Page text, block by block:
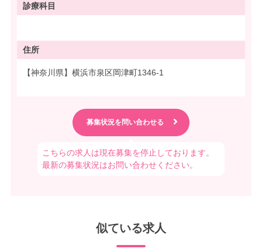
診療科目
住所
【神奈川県】横浜市泉区岡津町1346-1
こちらの求人は現在募集を停止しております。
最新の募集状況はお問い合わせください。
似ている求人